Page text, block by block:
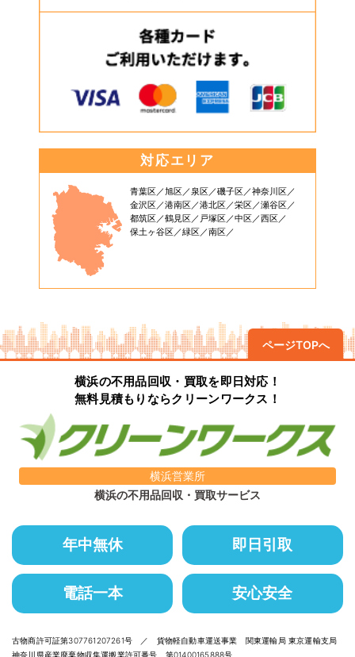
対応エリア
青葉区 旭区 泉区 磯子区
神奈川区
金沢区
港南区 港北区 栄区
瀬谷区
都筑区
鶴見区 戸塚区 中区
西区
保土ヶ谷区
緑区 南区
ページTOPへ
横浜の不用品回収・買取を即日対応！
無料見積もりならクリーンワークス！
横浜営業所
横浜の不用品回収・買取サービス
年中無休 即日引取
電話一本 安心安全
古物商許可証第307761207261号 ／ 貨物軽自動車運送事業 関東運輸局 東京運輸支局
神奈川県産業廃棄物収集運搬業許可番号 第01400165888号